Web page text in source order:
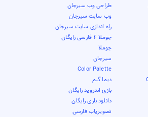
طراحی وب سیرجان
وب سایت سیرجان
راه اندازی سایت سیرجان
جوملا 4 فارسی رایگان
جوملا
سیرجان
Color Palette
دیما گیم
بازی اندروید رایگان
دانلود بازی رایگان
تصویریاب فارسی